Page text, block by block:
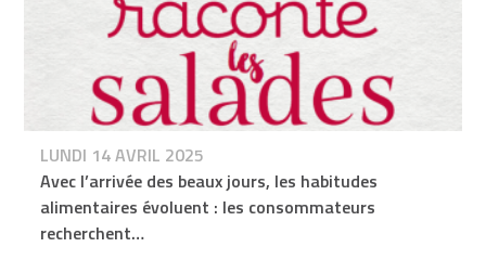
LUNDI 14 AVRIL 2025
Avec l’arrivée des beaux jours, les habitudes
alimentaires évoluent : les consommateurs
recherchent…